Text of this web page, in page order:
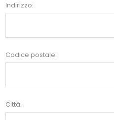
Indirizzo:
Codice postale:
Città: